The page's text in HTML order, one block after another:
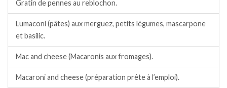
Gratin de pennes au reblochon.
Lumaconi (pâtes) aux merguez, petits légumes, mascarpone
et basilic.
Mac and cheese (Macaronis aux fromages).
Macaroni and cheese (préparation prête à l’emploi).